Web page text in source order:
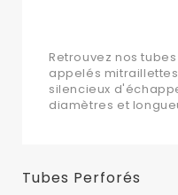
Retrouvez nos
appelés
silencieux
diamètres et
Tubes Perforés